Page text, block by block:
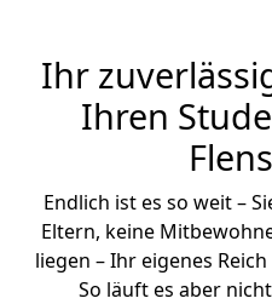
Ihr
Ihren
Endlich ist es so weit –
Eltern, keine
liegen – Ihr eigenes
So läuft es aber